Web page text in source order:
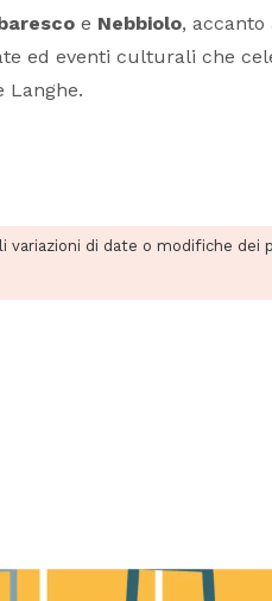
e Nebbiolo, accanto
ed eventi culturali che
Langhe.
di date o modifiche